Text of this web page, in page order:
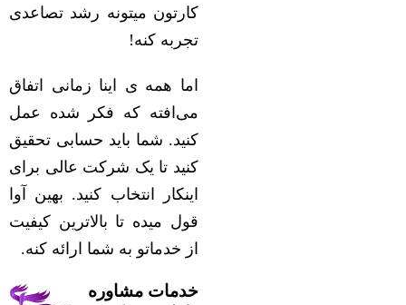
کارتون میتونه رشد تصاعدی
تجربه کنه!
اما همه ی اینا زمانی اتفاق
می‌افته که فکر شده عمل
کنید. شما باید حسابی تحقیق
کنید تا یک شرکت عالی برای
اینکار انتخاب کنید. بهین آوا
قول میده تا بالاترین کیفیت
از خدماتو به شما ارائه کنه.
خدمات مشاوره